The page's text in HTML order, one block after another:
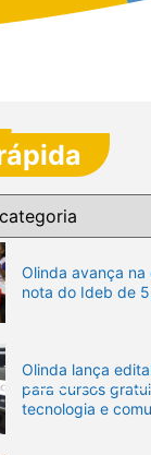
Olinda avança
nota do Ideb de
Olinda lança
para cursos
tecnologia e